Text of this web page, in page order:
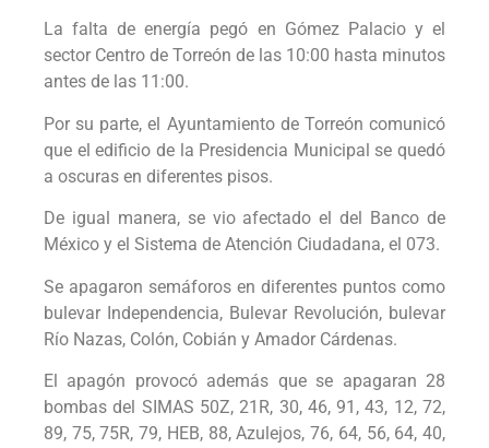
La falta de energía pegó en Gómez Palacio y el
sector Centro de Torreón de las 10:00 hasta minutos
antes de las 11:00.
Por su parte, el Ayuntamiento de Torreón comunicó
que el edificio de la Presidencia Municipal se quedó
a oscuras en diferentes pisos.
De igual manera, se vio afectado el del Banco de
México y el Sistema de Atención Ciudadana, el 073.
Se apagaron semáforos en diferentes puntos como
bulevar Independencia, Bulevar Revolución, bulevar
Río Nazas, Colón, Cobián y Amador Cárdenas.
El apagón provocó además que se apagaran 28
bombas del SIMAS 50Z, 21R, 30, 46, 91, 43, 12, 72,
89, 75, 75R, 79, HEB, 88, Azulejos, 76, 64, 56, 64, 40,